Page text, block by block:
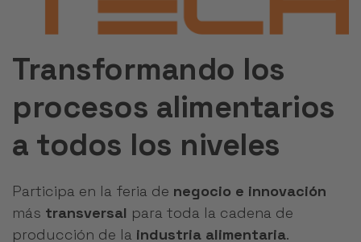
Transformando los
procesos alimentarios
a todos los niveles
Participa en la feria de negocio e innovación
más transversal para toda la cadena de
producción de la industria alimentaria.